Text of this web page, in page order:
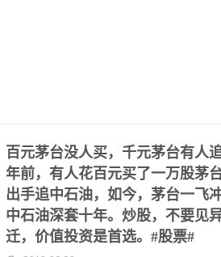
百元茅台没人买，千元茅台有人
年前，有人花百元买了一万股茅
出手追中石油，如今，茅台一飞冲
中石油深套十年。炒股，不要见
迁，价值投资是首选。#股票#